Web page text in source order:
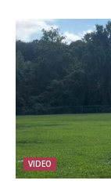
VIDEO